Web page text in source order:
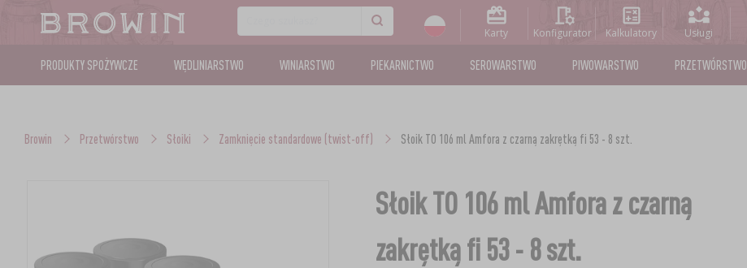
Karty Konfigurator Kalkulatory Usługi
PRODUKTY SPOŻYWCZE WĘDLINIARSTWO WINIARSTWO PIEKARNICTWO SEROWARSTWO PIWOWARSTWO PRZETWÓRSTWO
Browin Przetwórstwo Słoiki Zamknięcie standardowe (twist-off) Słoik TO 106 ml Amfora z czarną zakrętką fi 53 - 8 szt.
Słoik TO 106 ml Amfora z czarną
zakrętką fi 53 - 8 szt.